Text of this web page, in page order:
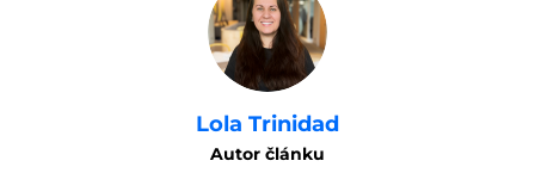
Lola Trinidad
Autor článku